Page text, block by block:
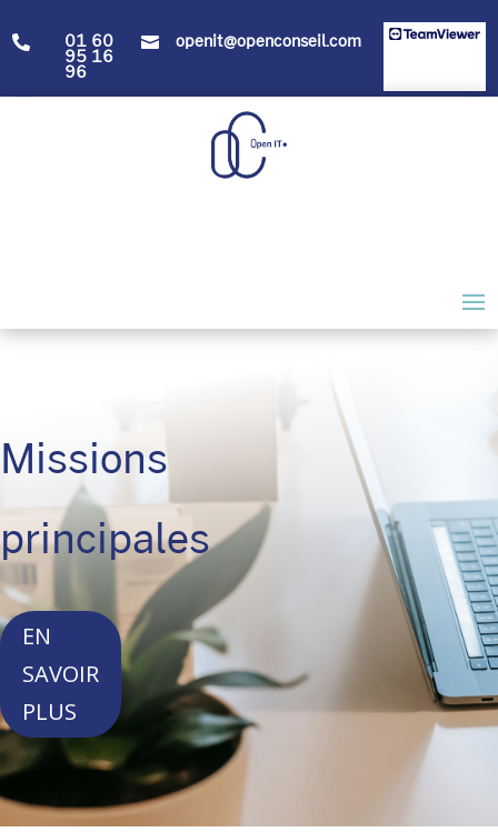

01 60
95 16
96
 openit@openconseil.com
Missions
principales
EN
SAVOIR
PLUS